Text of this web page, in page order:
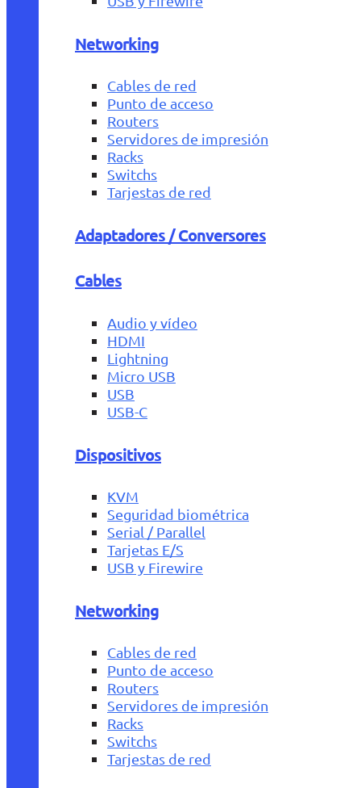
Networking
Cables de red
Punto de acceso
Routers
Servidores de impresión
Racks
Switchs
Tarjestas de red
Adaptadores / Conversores
Cables
Audio y vídeo
HDMI
Lightning
Micro USB
USB
USB-C
Dispositivos
KVM
Seguridad biométrica
Serial / Parallel
Tarjetas E/S
USB y Firewire
Networking
Cables de red
Punto de acceso
Routers
Servidores de impresión
Racks
Switchs
Tarjestas de red